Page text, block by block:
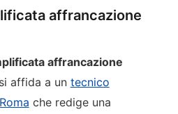
affrancazione
affrancazione
affida a un tecnico
che redige una